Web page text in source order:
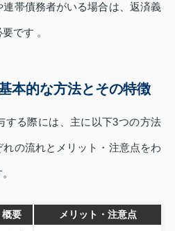
帯債務者がいる場合は、返済義
です 。
本的な方法とその特徴
する際には、主に以下3つの方法
の流れとメリット・注意点をわ
概要 メリット・注意点